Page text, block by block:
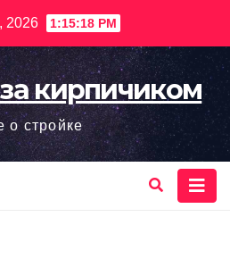
2026 1:15:19 PM
кирпичиком
о стройке